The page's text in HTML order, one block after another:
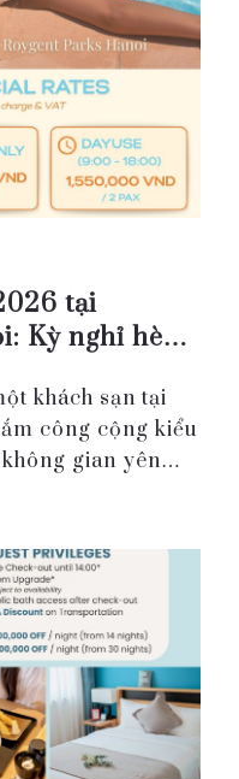
tại
Kỳ nghỉ hè
khách sạn tại
công cộng kiểu
gian yên